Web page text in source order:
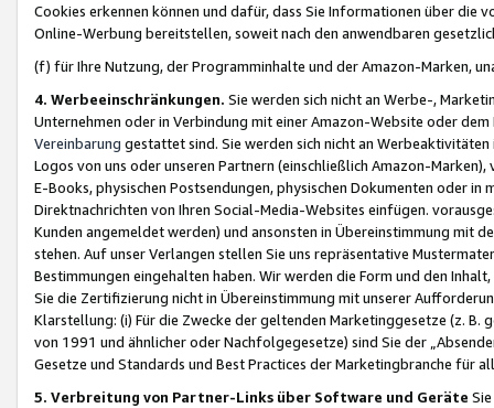
Cookies erkennen können und dafür, dass Sie Informationen über die
Online-Werbung bereitstellen, soweit nach den anwendbaren
(f) für Ihre Nutzung, der Programminhalte und der Amazon-Marken,
4. Werbeeinschränkungen. Sie werden sich nicht an Werbe-,
Unternehmen oder in Verbindung mit einer Amazon-Website oder
Vereinbarung gestattet sind. Sie werden sich nicht an
Logos von uns oder unseren Partnern (einschließlich Amazon-
E-Books, physischen Postsendungen, physischen Dokumenten oder in
Direktnachrichten von Ihren Social-Media-Websites einfügen.
Kunden angemeldet werden) und ansonsten in Übereinstimmung mit
stehen. Auf unser Verlangen stellen Sie uns repräsentative
Bestimmungen eingehalten haben. Wir werden die Form und den
Sie die Zertifizierung nicht in Übereinstimmung mit unserer
Klarstellung: (i) Für die Zwecke der geltenden Marketinggesetze (z. B.
von 1991 und ähnlicher oder Nachfolgegesetze) sind Sie der
Gesetze und Standards und Best Practices der Marketingbranche für
5. Verbreitung von Partner-Links über Software und Geräte